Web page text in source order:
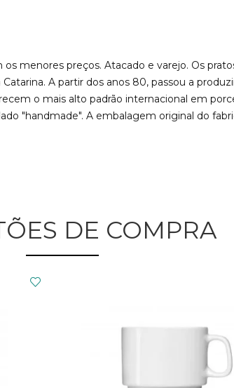
menores preços. Atacado e varejo. Os
A partir dos anos 80, passou a
o mais alto padrão internacional em
"handmade". A embalagem original do
DE COMPRA